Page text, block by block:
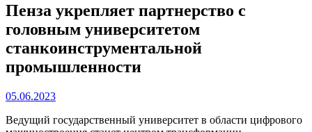
Пенза укрепляет партнерство с
головным университетом
станкоинструментальной
промышленности
05.06.2023
Ведущий государственный университет в области цифрового